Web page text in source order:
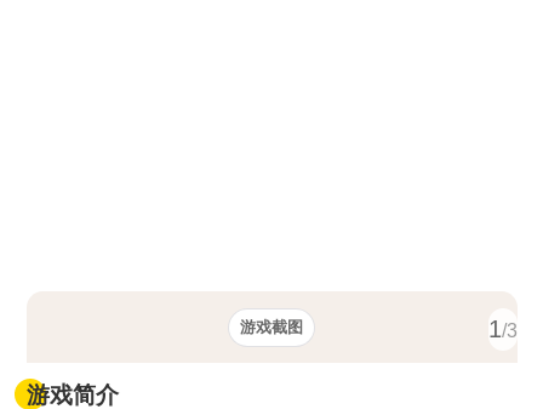
1/3
游戏截图
游戏简介